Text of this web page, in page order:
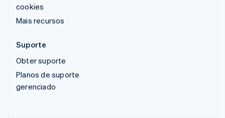
cookies
Mais recursos
Suporte
Obter suporte
Planos de suporte
gerenciado